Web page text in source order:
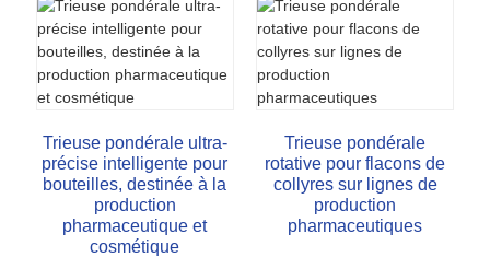
Trieuse pondérale ultra-
précise intelligente pour
bouteilles, destinée à la
production
pharmaceutique et
cosmétique
Trieuse pondérale
rotative pour flacons de
collyres sur lignes de
production
pharmaceutiques